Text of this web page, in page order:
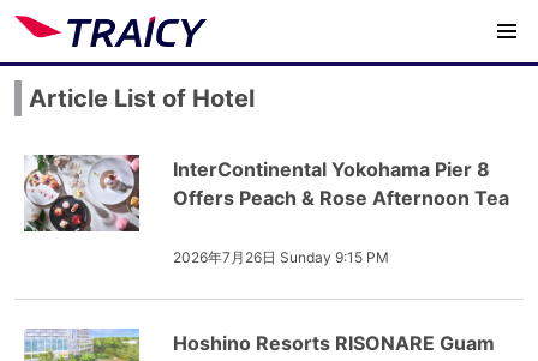
Article List of Hotel
InterContinental Yokohama Pier 8
Offers Peach & Rose Afternoon Tea
2026年7月26日 Sunday 9:15 PM
Hoshino Resorts RISONARE Guam